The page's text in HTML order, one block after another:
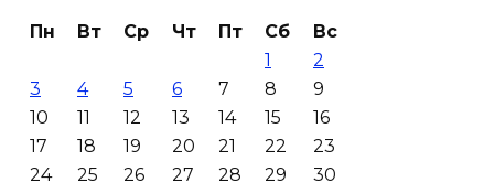
Снова пробка: затор на 8 км
собрался на М-4 «Дон» под
Шахтами
06 августа 2026 15:20
Пн Вт Ср Чт Пт Сб
Вс
1
2
3
4 5 6 7 8
9
10
11 12 13 14 15
16
17
18 19 20 21 22
23
24
25 26 27 28 29
30